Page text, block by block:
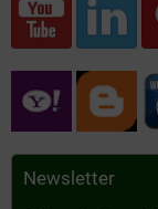
Newsletter